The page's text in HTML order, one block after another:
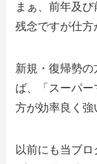
まぁ、前年及
残念ですが仕
新規・復帰勢
ば、「スーパ
方が効率良く強
以前にも当ブ